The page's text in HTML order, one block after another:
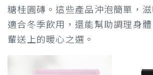
糖桂圓磚。這些產品沖泡簡單，
適合冬季飲用，還能幫助調理身
輩送上的暖心之選。